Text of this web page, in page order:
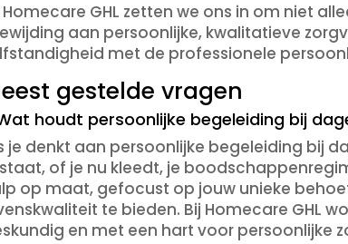
Homecare GHL zetten we ons in om niet
aan persoonlijke, kwalitatieve
met de professionele
gestelde vragen
houdt persoonlijke begeleiding bij
je denkt aan persoonlijke begeleiding bij
of je nu kleedt, je
op maat, gefocust op jouw unieke
te bieden. Bij Homecare GHL
en met een hart voor persoonlijke